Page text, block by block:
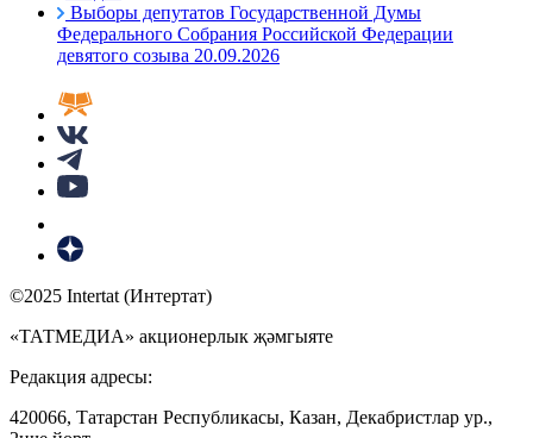
Выборы депутатов Государственной Думы
Федерального Собрания Российской Федерации
девятого созыва 20.09.2026
©2025 Intertat (Интертат)
«ТАТМЕДИА» акционерлык җәмгыяте
Редакция адресы:
420066, Татарстан Республикасы, Казан, Декабристлар ур.,